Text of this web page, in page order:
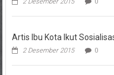
Artis Ibu Kota Ikut
2 Desember 2015 0